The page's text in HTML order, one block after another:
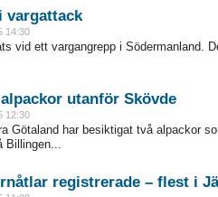
vargattack
14:30
vid ett vargangrepp i Södermanland.
utanför Skövde
12:30
Götaland har besiktigat två alpackor
Billingen...
registrerade – flest i